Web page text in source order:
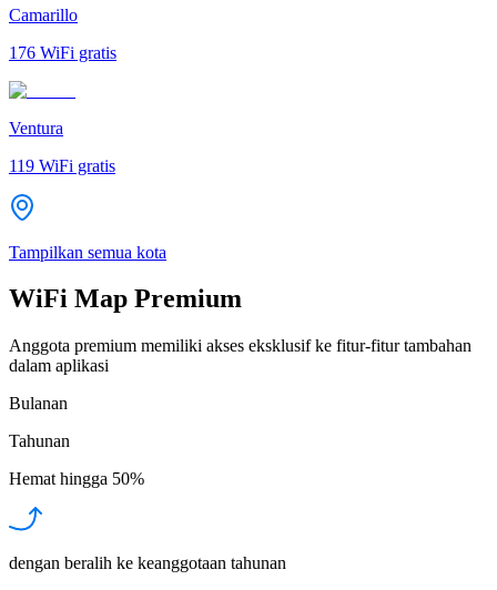
Camarillo
176 WiFi gratis
Ventura
119 WiFi gratis
Tampilkan semua kota
WiFi Map Premium
Anggota premium memiliki akses eksklusif ke fitur-fitur tambahan
dalam aplikasi
Bulanan
Tahunan
Hemat hingga 50%
dengan beralih ke keanggotaan tahunan